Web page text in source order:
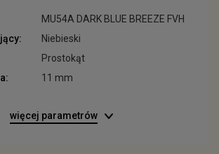
MU54A DARK BLUE BREEZE FVH
Niebieski
Prostokąt
11 mm
więcej parametrów